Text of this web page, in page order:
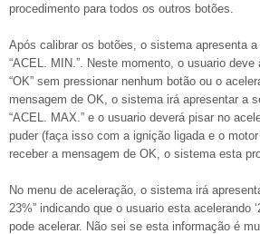
procedimento para todos os outros botões.
Após calibrar os botões, o sistema apresenta
“ACEL. MIN.”. Neste momento, o usuario deve
“OK” sem pressionar nenhum botão ou o
mensagem de OK, o sistema irá apresentar a
“ACEL. MAX.” e o usuario deverá pisar no
puder (faça isso com a ignição ligada e o
receber a mensagem de OK, o sistema esta
No menu de aceleração, o sistema irá
23%” indicando que o usuario esta acelerando
pode acelerar. Não sei se esta informação é